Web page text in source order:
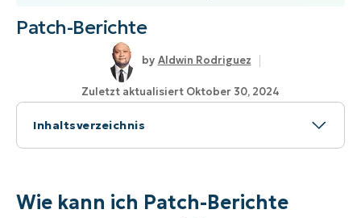
Patch-Berichte
Aldwin Rodriguez
Zuletzt aktualisiert Oktober 30, 2024
Inhaltsverzeichnis
Wie kann ich Patch-Berichte erstellen, ohne
Erstellung von Patch-Berichten mit NinjaOne
Wie kann ich Patch-Berichte